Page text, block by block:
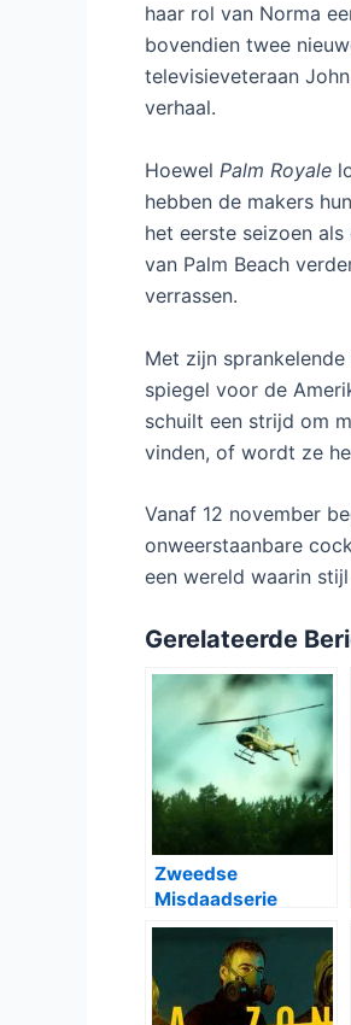
haar rol van Norma
bovendien twee
televisieveteraan
verhaal.
Hoewel Palm Royale
hebben de makers
het eerste seizoen
van Palm Beach
verrassen.
Met zijn
spiegel voor de
schuilt een strijd om
vinden, of wordt ze
Vanaf 12 november
onweerstaanbare
een wereld waarin
Gerelateerde
Zweedse
Misdaadserie
Helikopterrånet
Vanaf 22 November
bij Netflix